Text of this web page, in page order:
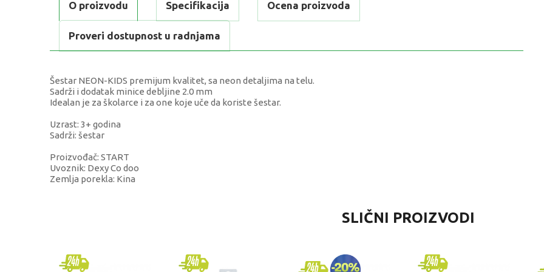
O proizvodu Specifikacija Ocena proizvoda
Proveri dostupnost u radnjama
Šestar NEON-KIDS premijum kvalitet, sa neon detaljima na telu.
Sadrži i dodatak minice debljine 2.0 mm
Idealan je za školarce i za one koje uče da koriste šestar.
Uzrast: 3+ godina
Sadrži: šestar
Proizvođač: START
Uvoznik: Dexy Co doo
Zemlja porekla: Kina
Šestari i lenjiri
Brend
SLIČNI PROIZVODI